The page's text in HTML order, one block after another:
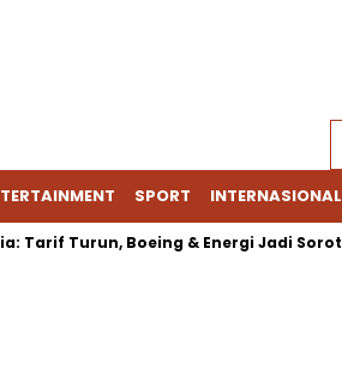
SPORT INTERNASIONAL
Boeing & Energi Jadi Sorotan